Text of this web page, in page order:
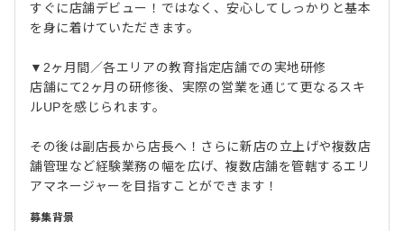
すぐに店舗デビュー！ではなく、安心してしっかりと基本
を身に着けていただきます。
▼2ヶ月間／各エリアの教育指定店舗での実地研修
店舗にて2ヶ月の研修後、実際の営業を通じて更なるスキ
ルUPを感じられます。
その後は副店長から店長へ！さらに新店の立上げや複数店
舗管理など経験業務の幅を広げ、複数店舗を管轄するエリ
アマネージャーを目指すことができます！
募集背景